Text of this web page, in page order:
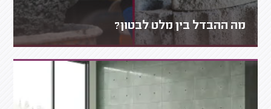
מה ההבדל בין מלט לבטון?